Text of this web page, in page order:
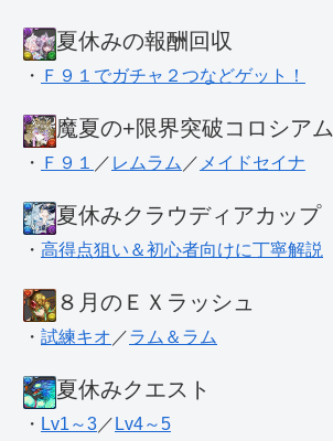
夏休みの報酬回収
・ Ｆ９１でガチャ２つなどゲット！
魔夏の+限界突破コロシアム
・ Ｆ９１ ／ レムラム ／ メイドセイナ
夏休みクラウディアカップ
・ 高得点狙い＆初心者向けに丁寧解説
８月のＥＸラッシュ
・ 試練キオ ／ラム＆ラム
夏休みクエスト
・ Lv1～3 ／ Lv4～5